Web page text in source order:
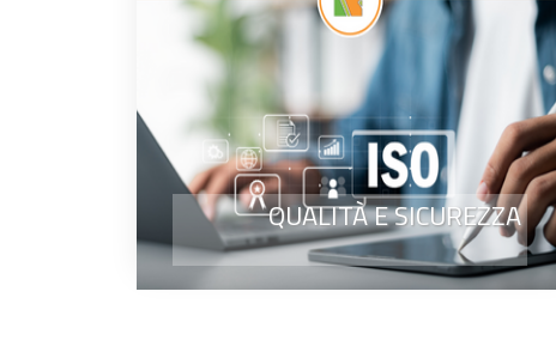
QUALITÀ E SICUREZZA